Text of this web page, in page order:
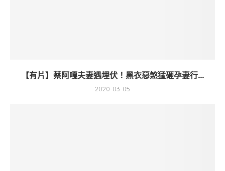
【有片】蔡阿嘎夫妻遇埋伏！黑衣惡煞猛砸孕妻行...
2020-03-05